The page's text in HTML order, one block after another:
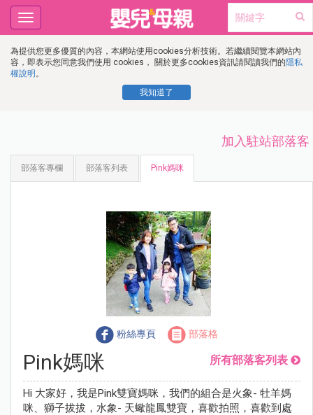
為提供您更多優質的內容，本網站使用cookies分析技術。若繼續閱覽本網站內
容，即表示您同意我們使用 cookies， 關於更多cookies資訊請閱讀我們的隱私
權說明 。
我知道了
Toggle
navigation
加入駐站部落客
部落客專欄 部落客列表 Pink媽咪
粉絲專頁 部落格
Pink媽咪 所有部落客列表
Hi 大家好，我是Pink雙寶媽咪，我們的組合是火象- 牡羊媽
咪、獅子拔拔，水象- 天蠍龍鳳雙寶，喜歡拍照，喜歡到處